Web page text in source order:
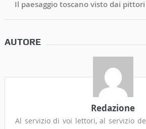
Il paesaggio toscano visto dai
AUTORE
Redazione
Al servizio di voi lettori, al servizio